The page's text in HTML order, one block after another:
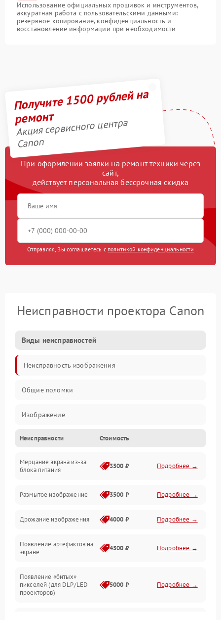
Использование официальных прошивок и инструментов,
аккуратная работа с пользовательскими данными:
резервное копирование, конфиденциальность и
восстановление информации при необходимости
Получите 1500 рублей на
ремонт
Акция сервисного центра
Canon
При оформлении заявки на ремонт техники через
сайт,
действует персональная бессрочная скидка
Отправляя, Вы соглашаетесь с политикой конфиденциальности
Неисправности проектора Canon
Виды неисправностей
Неисправность изображения
Общие поломки
Изображение
Лампа подсветки
Неисправность управления и интерфейсов
Неисправности Стоимость
Мерцание экрана из-за
блока питания
3500 ₽ Подробнее →
Размытое изображение 3500 ₽ Подробнее →
Дрожание изображения 4000 ₽ Подробнее →
Появление артефактов на
экране
4500 ₽ Подробнее →
Появление «битых»
пикселей (для DLP/LED
проекторов)
5000 ₽ Подробнее →